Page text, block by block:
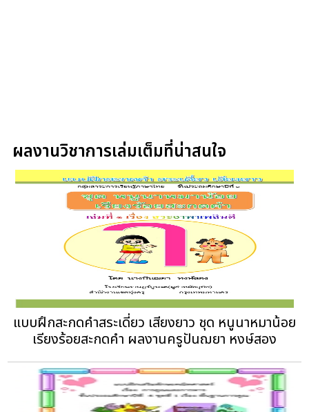
ผลงานวิชาการเล่มเต็มที่น่าสนใจ
แบบฝึกสะกดคําสระเดี่ยว เสียงยาว ชุด หนูนาหมาน้อย
เรียงร้อยสะกดคํา ผลงานครูปันฌยา หงษ์สอง